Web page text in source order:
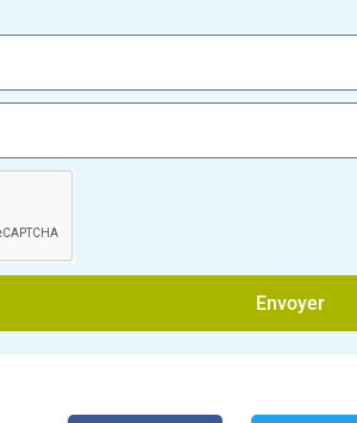
Envoyer